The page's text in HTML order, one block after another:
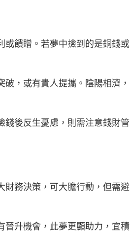
或饋贈。若夢中撿到的是銅錢或
，或有貴人提攜。陰陽相濟，
錢後反生憂慮，則需注意錢財管
財務決策，可大膽行動，但需避
晉升機會，此夢更顯助力，宜積